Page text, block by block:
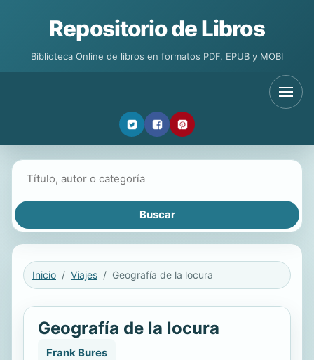
Repositorio de Libros
Biblioteca Online de libros en formatos PDF, EPUB y MOBI
Inicio Viajes Geografía de la locura
Geografía de la locura
Frank Bures